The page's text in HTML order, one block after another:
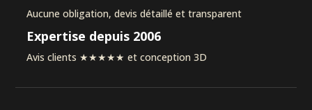
Aucune obligation, devis détaillé et transparent
Expertise depuis 2006
Avis clients ★★★★★ et conception 3D